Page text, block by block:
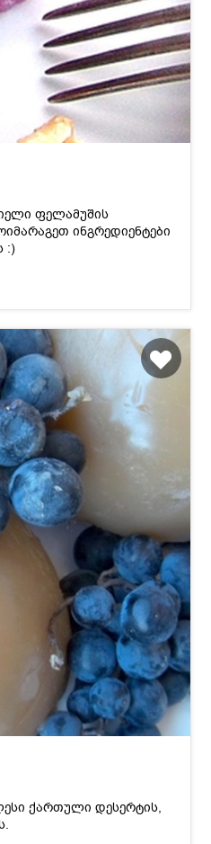
ფელამუშის
ინგრედიენტები
:)
ქართული დესერტის,